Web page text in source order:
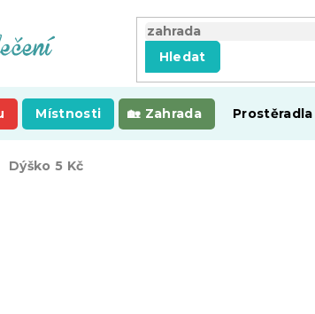
Hledat
Místnosti Zahrada Prostěradla
Dýško 5 Kč